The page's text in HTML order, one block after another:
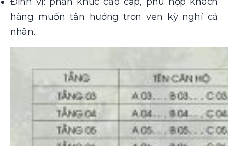
hàng muốn tận hưởng trọn vẹn kỳ nghỉ cá
nhân.